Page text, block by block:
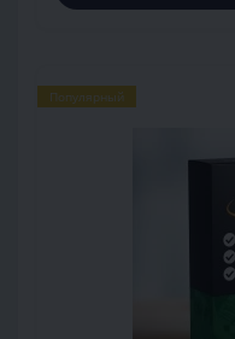
Популярный